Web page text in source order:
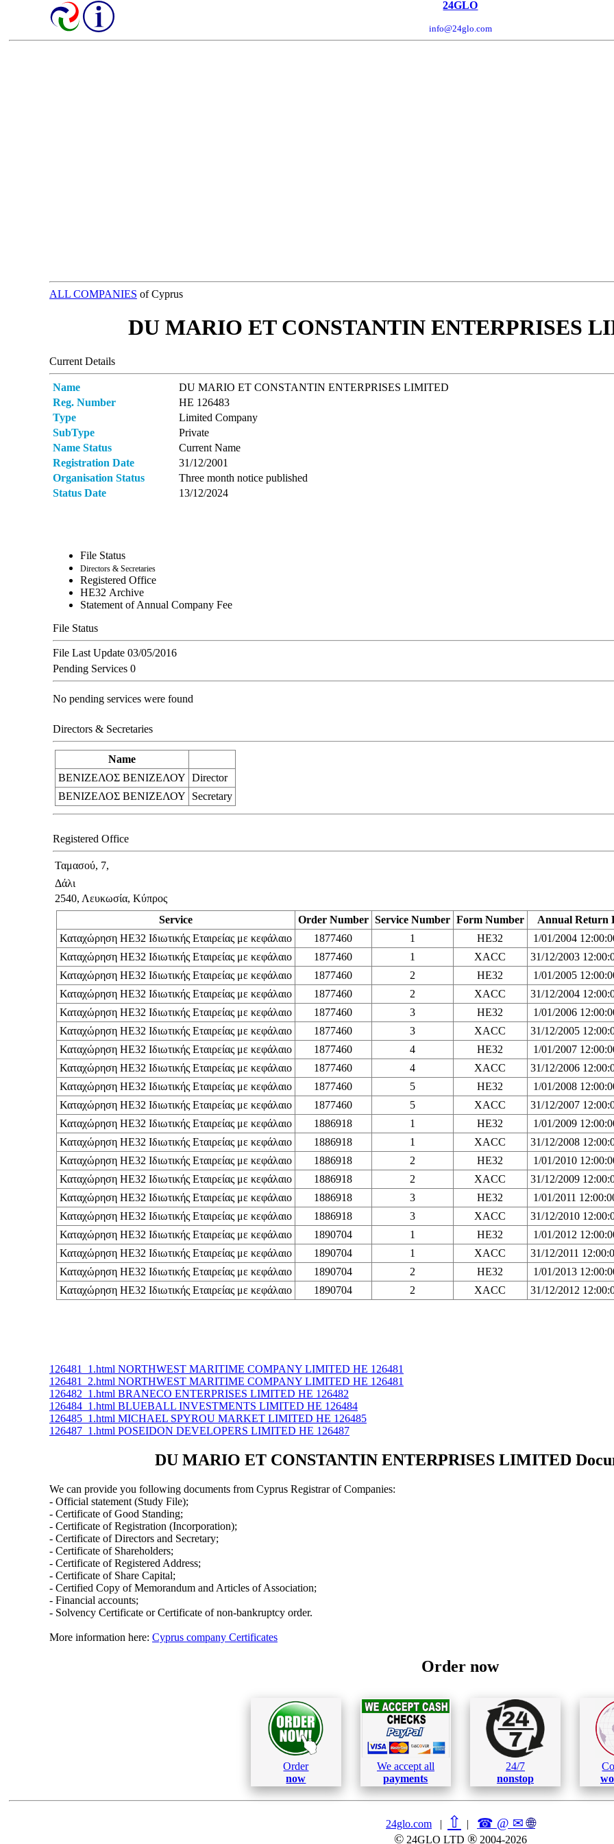
24GLO
info@24glo.com
ALL COMPANIES of Cyprus
DU MARIO ET CONSTANTIN ENTERPRISES
Current Details
Name
DU MARIO ET CONSTANTIN ENTERPRISES LIMITED
Reg. Number
ΗΕ 126483
Type
Limited Company
SubType
Private
Name Status
Current Name
Registration Date
31/12/2001
Organisation Status
Three month notice published
Status Date
13/12/2024
File Status
Directors & Secretaries
Registered Office
ΗΕ32 Archive
Statement of Annual Company Fee
File Status
File Last Update 03/05/2016
Pending Services 0
No pending services were found
Directors & Secretaries
Name
ΒΕΝΙΖΕΛΟΣ ΒΕΝΙΖΕΛΟΥ Director
ΒΕΝΙΖΕΛΟΣ ΒΕΝΙΖΕΛΟΥ
Secretary
Registered Office
Ταμασού, 7,
Δάλι
2540, Λευκωσία, Κύπρος
Service
Order Number Service Number Form Number
Annual Return
Καταχώρηση ΗΕ32 Ιδιωτικής Εταιρείας με κεφάλαιο
1877460 1 HE32
1/01/2004
Καταχώρηση ΗΕ32 Ιδιωτικής Εταιρείας με κεφάλαιο
1877460 1 XACC
31/12/2003
Καταχώρηση ΗΕ32 Ιδιωτικής Εταιρείας με κεφάλαιο
1877460 2 HE32
1/01/2005
Καταχώρηση ΗΕ32 Ιδιωτικής Εταιρείας με κεφάλαιο
1877460 2 XACC
31/12/2004
Καταχώρηση ΗΕ32 Ιδιωτικής Εταιρείας με κεφάλαιο
1877460 3 HE32
1/01/2006
Καταχώρηση ΗΕ32 Ιδιωτικής Εταιρείας με κεφάλαιο
1877460 3 XACC
31/12/2005
Καταχώρηση ΗΕ32 Ιδιωτικής Εταιρείας με κεφάλαιο
1877460 4 HE32
1/01/2007
Καταχώρηση ΗΕ32 Ιδιωτικής Εταιρείας με κεφάλαιο
1877460 4 XACC
31/12/2006
Καταχώρηση ΗΕ32 Ιδιωτικής Εταιρείας με κεφάλαιο
1877460 5 HE32
1/01/2008
Καταχώρηση ΗΕ32 Ιδιωτικής Εταιρείας με κεφάλαιο
1877460 5 XACC
31/12/2007
Καταχώρηση ΗΕ32 Ιδιωτικής Εταιρείας με κεφάλαιο
1886918 1 HE32
1/01/2009
Καταχώρηση ΗΕ32 Ιδιωτικής Εταιρείας με κεφάλαιο
1886918 1 XACC
31/12/2008
Καταχώρηση ΗΕ32 Ιδιωτικής Εταιρείας με κεφάλαιο
1886918 2 HE32
1/01/2010
Καταχώρηση ΗΕ32 Ιδιωτικής Εταιρείας με κεφάλαιο
1886918 2 XACC
31/12/2009
Καταχώρηση ΗΕ32 Ιδιωτικής Εταιρείας με κεφάλαιο
1886918 3 HE32
1/01/2011
Καταχώρηση ΗΕ32 Ιδιωτικής Εταιρείας με κεφάλαιο
1886918 3 XACC
31/12/2010
Καταχώρηση ΗΕ32 Ιδιωτικής Εταιρείας με κεφάλαιο
1890704 1 HE32
1/01/2012
Καταχώρηση ΗΕ32 Ιδιωτικής Εταιρείας με κεφάλαιο
1890704 1 XACC
31/12/2011
Καταχώρηση ΗΕ32 Ιδιωτικής Εταιρείας με κεφάλαιο
1890704 2 HE32
1/01/2013
Καταχώρηση ΗΕ32 Ιδιωτικής Εταιρείας με κεφάλαιο
1890704 2 XACC 31/12/2012
126481_1.html NORTHWEST MARITIME COMPANY LIMITED ΗΕ 126481
126481_2.html NORTHWEST MARITIME COMPANY LIMITED ΗΕ 126481
126482_1.html BRANECO ENTERPRISES LIMITED ΗΕ 126482
126484_1.html BLUEBALL INVESTMENTS LIMITED ΗΕ 126484
126485_1.html MICHAEL SPYROU MARKET LIMITED ΗΕ 126485
126487_1.html POSEIDON DEVELOPERS LIMITED ΗΕ 126487
DU MARIO ET CONSTANTIN ENTERPRISES LIMITED
We can provide you following documents from Cyprus Registrar of Companies:
- Official statement (Study File);
- Certificate of Good Standing;
- Certificate of Registration (Incorporation);
- Certificate of Directors and Secretary;
- Certificate of Shareholders;
- Certificate of Registered Address;
- Certificate of Share Capital;
- Certified Copy of Memorandum and Articles of Association;
- Financial accounts;
- Solvency Certificate or Certificate of non-bankruptcy order.
More information here: Cyprus company Certificates
Order now
Order
now
We accept all
payments
24/7
nonstop
24glo.com| ⇧ | ☎ @ ✉🌐︎
©24GLO LTD ®2004-2026